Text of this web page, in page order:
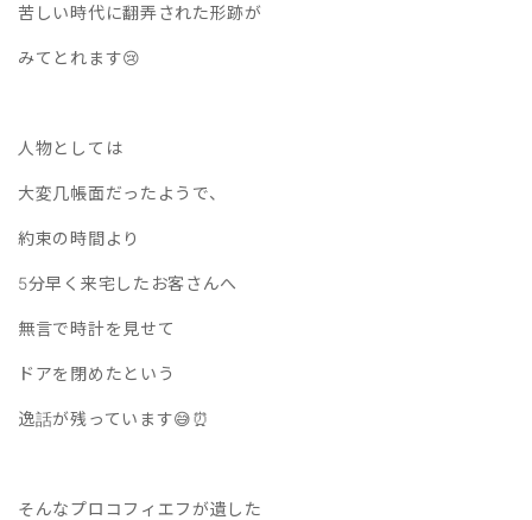
苦しい時代に翻弄された形跡が
みてとれます😢
人物としては
大変几帳面だったようで、
約束の時間より
5分早く来宅したお客さんへ
無言で時計を見せて
ドアを閉めたという
逸話が残っています😅⏰
そんなプロコフィエフが遺した